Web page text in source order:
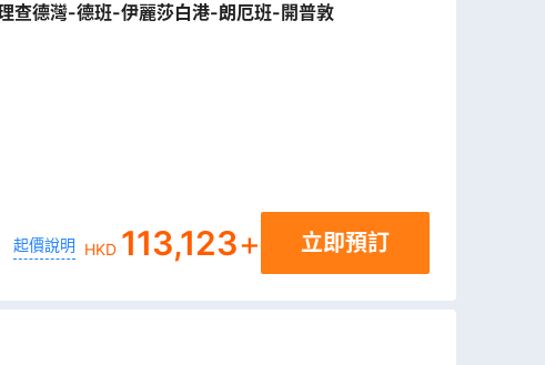
查德灣-德班-伊麗莎白港-朗厄班-開普敦
起價說明 HKD 113,123+ 立即預訂